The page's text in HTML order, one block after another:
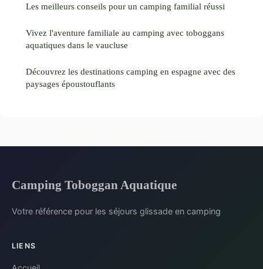
Les meilleurs conseils pour un camping familial réussi
Vivez l'aventure familiale au camping avec toboggans
aquatiques dans le vaucluse
Découvrez les destinations camping en espagne avec des
paysages époustouflants
Camping Toboggan Aquatique
Votre référence pour les séjours glissade en camping
LIENS